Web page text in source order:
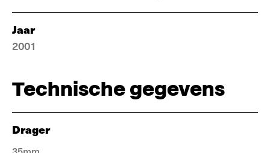
Jaar
2001
Technische gegevens
Drager